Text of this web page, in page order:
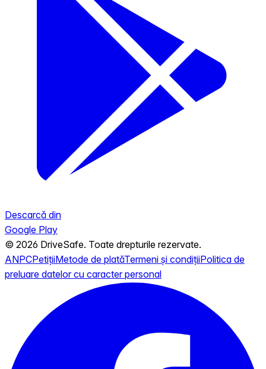
Descarcă din
Google Play
© 2026 DriveSafe. Toate drepturile rezervate.
ANPCPetițiiMetode de platăTermeni și condițiiPolitica de
preluare datelor cu caracter personal